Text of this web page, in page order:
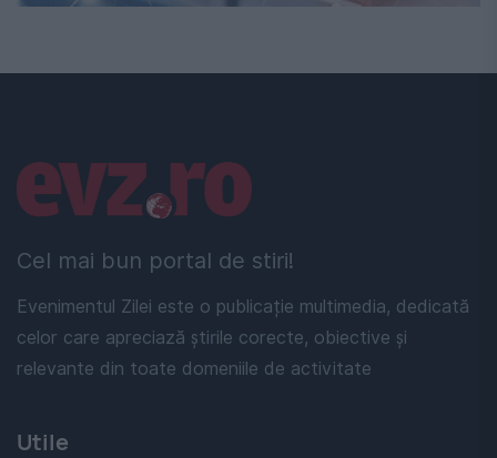
Cel mai bun portal de stiri!
Evenimentul Zilei este o publicație multimedia, dedicată
celor care apreciază știrile corecte, obiective și
relevante din toate domeniile de activitate
Linkuri utile
Utile